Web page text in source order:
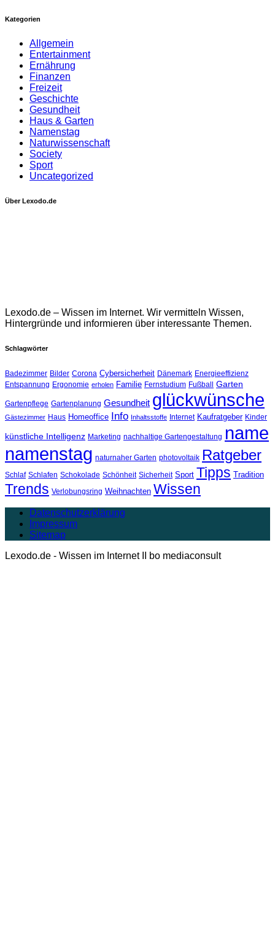
Kategorien
Allgemein
Entertainment
Ernährung
Finanzen
Freizeit
Geschichte
Gesundheit
Haus & Garten
Namenstag
Naturwissenschaft
Society
Sport
Uncategorized
Über Lexodo.de
Lexodo.de – Wissen im Internet. Wir vermitteln Wissen,
Hintergründe und informieren über interessante Themen.
Schlagwörter
Badezimmer Bilder Corona Cybersicherheit Dänemark Energieeffizienz
Entspannung Ergonomie erholen Familie Fernstudium Fußball Garten
Gartenpflege Gartenplanung Gesundheit glückwünsche
Gästezimmer Haus Homeoffice Info Inhaltsstoffe Internet Kaufratgeber Kinder
künstliche Intelligenz Marketing nachhaltige Gartengestaltung name
namenstag naturnaher Garten photovoltaik Ratgeber
Schlaf Schlafen Schokolade Schönheit Sicherheit Sport Tipps Tradition
Trends Verlobungsring Weihnachten Wissen
Datenschutzerklärung
Impressum
Sitemap
Lexodo.de - Wissen im Internet II bo mediaconsult